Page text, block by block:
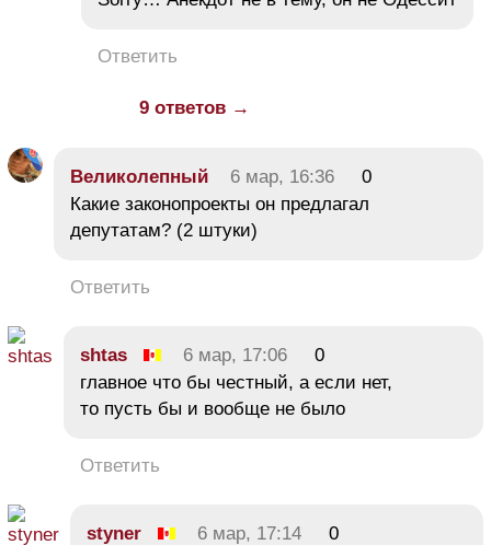
Ответить
9 ответов →
Великолепный 6 мар, 16:36
0
Какие законопроекты он предлагал
депутатам? (2 штуки)
Ответить
shtas 6 мар, 17:06
0
главное что бы честный, а если нет,
то пусть бы и вообще не было
Ответить
styner 6 мар, 17:14
0